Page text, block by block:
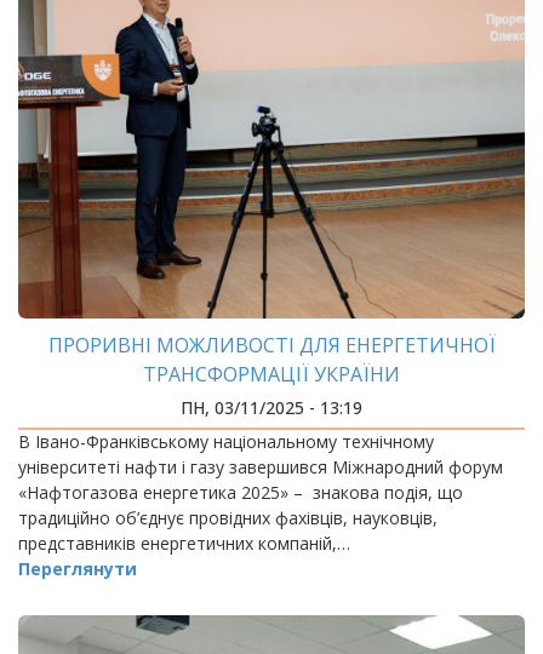
ПРОРИВНІ МОЖЛИВОСТІ ДЛЯ ЕНЕРГЕТИЧНОЇ
ТРАНСФОРМАЦІЇ УКРАЇНИ
ПН, 03/11/2025 - 13:19
В Івано-Франківському національному технічному
університеті нафти і газу завершився Міжнародний форум
«Нафтогазова енергетика 2025» – знакова подія, що
традиційно об’єднує провідних фахівців, науковців,
представників енергетичних компаній,…
Переглянути